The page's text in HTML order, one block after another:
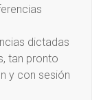
dictadas
tan pronto
y con sesión